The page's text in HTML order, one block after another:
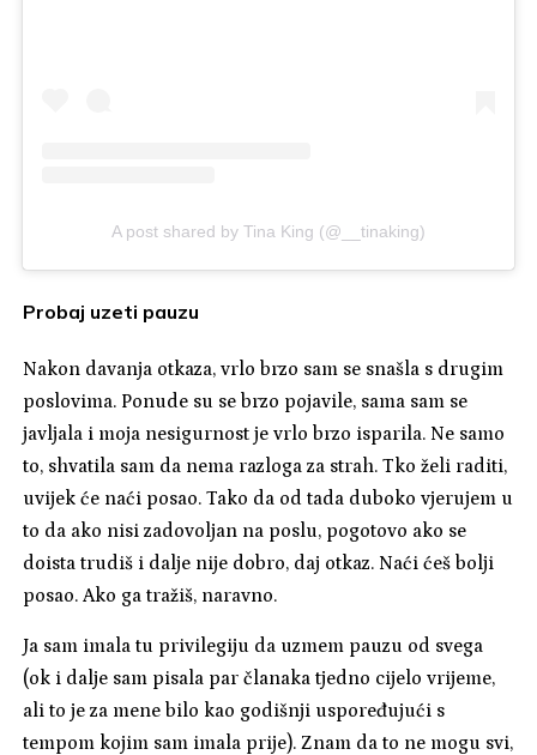
A post shared by Tina King (@__tinaking)
Probaj uzeti pauzu
Nakon davanja otkaza, vrlo brzo sam se snašla s drugim
poslovima. Ponude su se brzo pojavile, sama sam se
javljala i moja nesigurnost je vrlo brzo isparila. Ne samo
to, shvatila sam da nema razloga za strah. Tko želi raditi,
uvijek će naći posao. Tako da od tada duboko vjerujem u
to da ako nisi zadovoljan na poslu, pogotovo ako se
doista trudiš i dalje nije dobro, daj otkaz. Naći ćeš bolji
posao. Ako ga tražiš, naravno.
Ja sam imala tu privilegiju da uzmem pauzu od svega
(ok i dalje sam pisala par članaka tjedno cijelo vrijeme,
ali to je za mene bilo kao godišnji uspoređujući s
tempom kojim sam imala prije). Znam da to ne mogu svi,